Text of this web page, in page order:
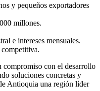
y pequeños exportadores
millones.
e intereses mensuales.
compromiso con el desarrollo
soluciones concretas y
Antioquia una región líder